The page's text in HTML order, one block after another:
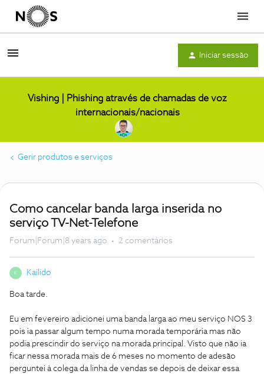
Menu
Iniciar sessão
Vishing | Phishing através de chamadas de voz
internacionais/nacionais
Gerir produtos e serviços
Como cancelar banda larga inserida no
serviço TV-Net-Telefone
Forum|Forum|8 years ago 2 comentários
K Kailido
Boa tarde.
Eu em fevereiro adicionei uma banda larga ao meu serviço NOS 3
pois ia passar algum tempo numa morada temporária mas não
podia prescindir do serviço na morada principal. Visto que não ia
ficar nessa morada mais de 6 meses no momento de adesão
perguntei à colega da linha de vendas se depois de deixar essa